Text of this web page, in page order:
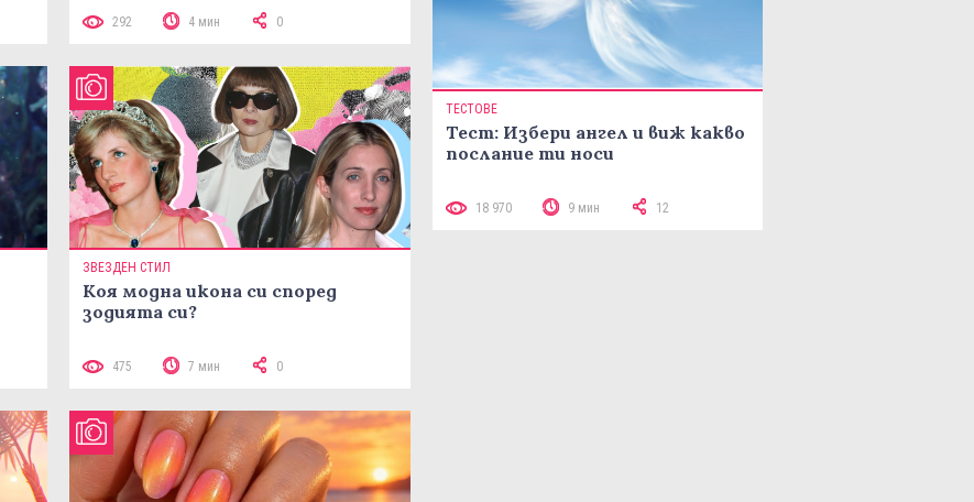
292 4 мин 0
ЗВЕЗДЕН СТИЛ
Коя модна икона си според
зодията си?
475 7 мин 0
ТЕСТОВЕ
Тест: Избери ангел и виж какво
послание ти носи
18 970 9 мин 12